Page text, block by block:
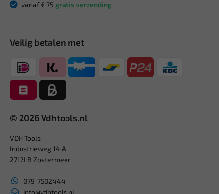
vanaf € 75 gratis verzending
Veilig betalen met
© 2026 Vdhtools.nl
VDH Tools
Industrieweg 14 A
2712LB Zoetermeer
079-7502444
info@vdhtools.nl